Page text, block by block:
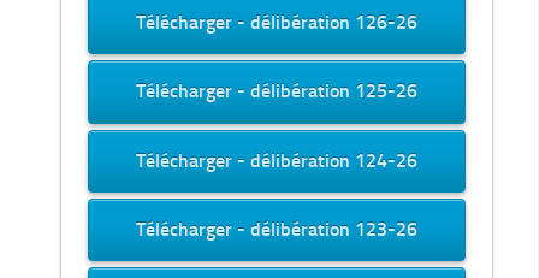
Télécharger - délibération 126-26
Télécharger - délibération 125-26
Télécharger - délibération 124-26
Télécharger - délibération 123-26